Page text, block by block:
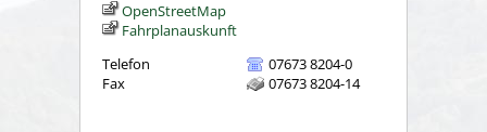
OpenStreetMap
Fahrplanauskunft
Telefon
07673 8204-0
Fax
07673 8204-14